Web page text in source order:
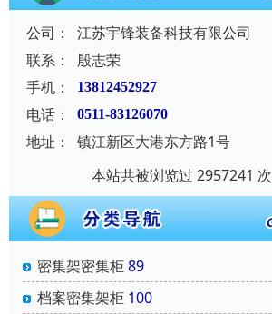
公司：
江苏宇锋装备科技有限公司
联系：
殷志荣
手机：
13812452927
电话： 0511-83126070
地址：
镇江新区大港东方路1号
本站共被浏览过 2957241 次
密集架密集柜89
档案密集架柜 100